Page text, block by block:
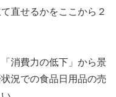
直せるかをここから２
消費力の低下」から景
況での食品日用品の売